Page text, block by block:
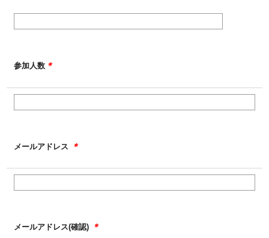
参加人数 ＊
メールアドレス ＊
メールアドレス(確認) ＊